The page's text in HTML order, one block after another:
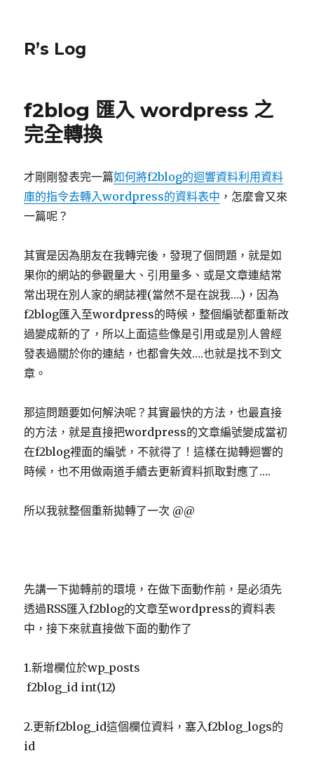
R’s Log
f2blog 匯入 wordpress 之
完全轉換
才剛剛發表完一篇如何將f2blog的迴響資料利用資料
庫的指令去轉入wordpress的資料表中 ，怎麼會又來
一篇呢？
其實是因為朋友在我轉完後，發現了個問題，就是如
果你的網站的參觀量大、引用量多、或是文章連結常
常出現在別人家的網誌裡(當然不是在說我….)，因為
f2blog匯入至wordpress的時候，整個編號都重新改
過變成新的了，所以上面這些像是引用或是別人曾經
發表過關於你的連結，也都會失效….也就是找不到文
章。
那這問題要如何解決呢？其實最快的方法，也最直接
的方法，就是直接把wordpress的文章編號變成當初
在f2blog裡面的編號，不就得了！這樣在拋轉迴響的
時候，也不用做兩道手續去更新資料抓取對應了….
所以我就整個重新拋轉了一次 @@
先講一下拋轉前的環境，在做下面動作前，是必須先
透過RSS匯入f2blog的文章至wordpress的資料表
中，接下來就直接做下面的動作了
1.新增欄位於wp_posts
f2blog_id int(12)
2.更新f2blog_id這個欄位資料，塞入f2blog_logs的
id